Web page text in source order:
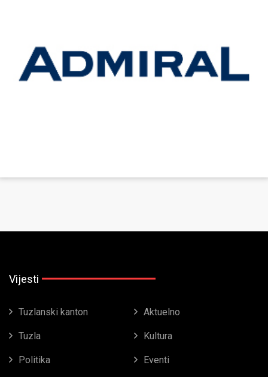
Vijesti
Tuzlanski kanton Aktuelno
Tuzla Kultura
Politika Eventi